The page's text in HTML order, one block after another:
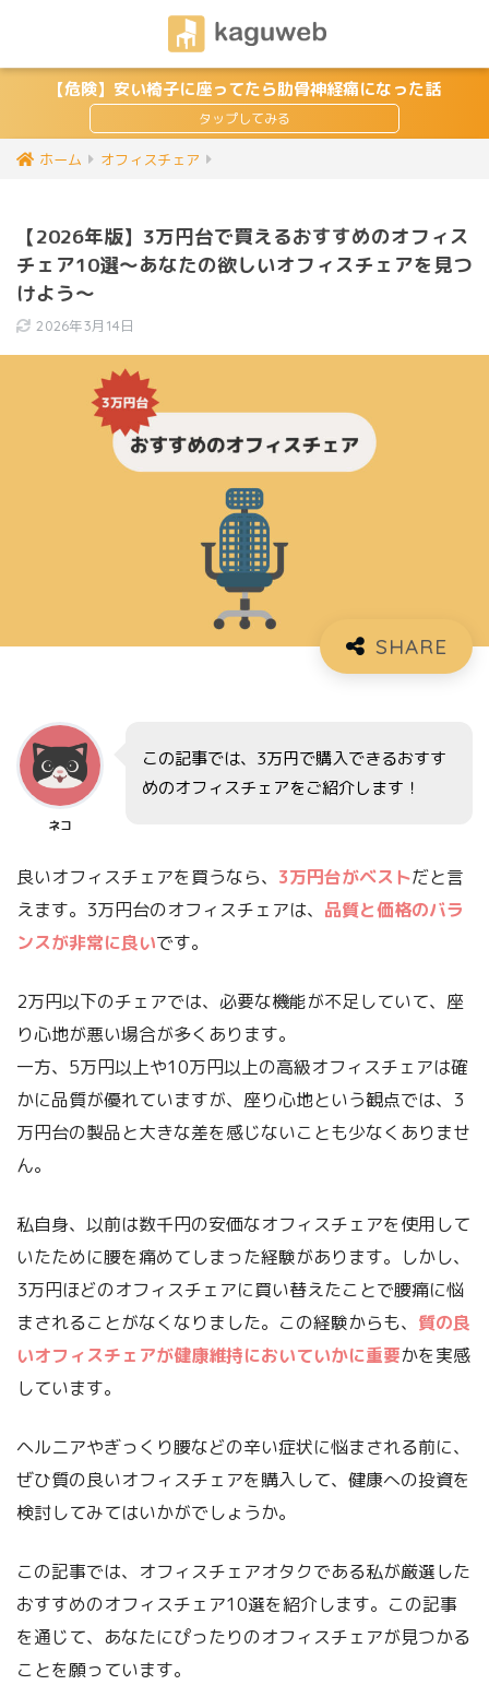
【危険】安い椅子に座ってたら肋骨神経痛になった話
ホーム オフィスチェア
【2026年版】3万円台で買えるおすすめのオフィス
チェア10選〜あなたの欲しいオフィスチェアを見つ
けよう〜
2026年3月14日
ネコ
この記事では、3万円で購入できるおすす
めのオフィスチェアをご紹介します！
良いオフィスチェアを買うなら、 3万円台がベストだと言
えます。3万円台のオフィスチェアは、 品質と価格のバラ
ンスが非常に良いです。
2万円以下のチェアでは、必要な機能が不足していて、座
り心地が悪い場合が多くあります。
一方、5万円以上や10万円以上の高級オフィスチェアは確
かに品質が優れていますが、座り心地という観点では、3
万円台の製品と大きな差を感じないことも少なくありませ
ん。
私自身、以前は数千円の安価なオフィスチェアを使用して
いたために腰を痛めてしまった経験があります。しかし、
3万円ほどのオフィスチェアに買い替えたことで腰痛に悩
まされることがなくなりました。この経験からも、 質の良
いオフィスチェアが健康維持においていかに重要かを実感
しています。
ヘルニアやぎっくり腰などの辛い症状に悩まされる前に、
ぜひ質の良いオフィスチェアを購入して、健康への投資を
検討してみてはいかがでしょうか。
この記事では、オフィスチェアオタクである私が厳選した
おすすめのオフィスチェア10選を紹介します。この記事
を通じて、あなたにぴったりのオフィスチェアが見つかる
ことを願っています。